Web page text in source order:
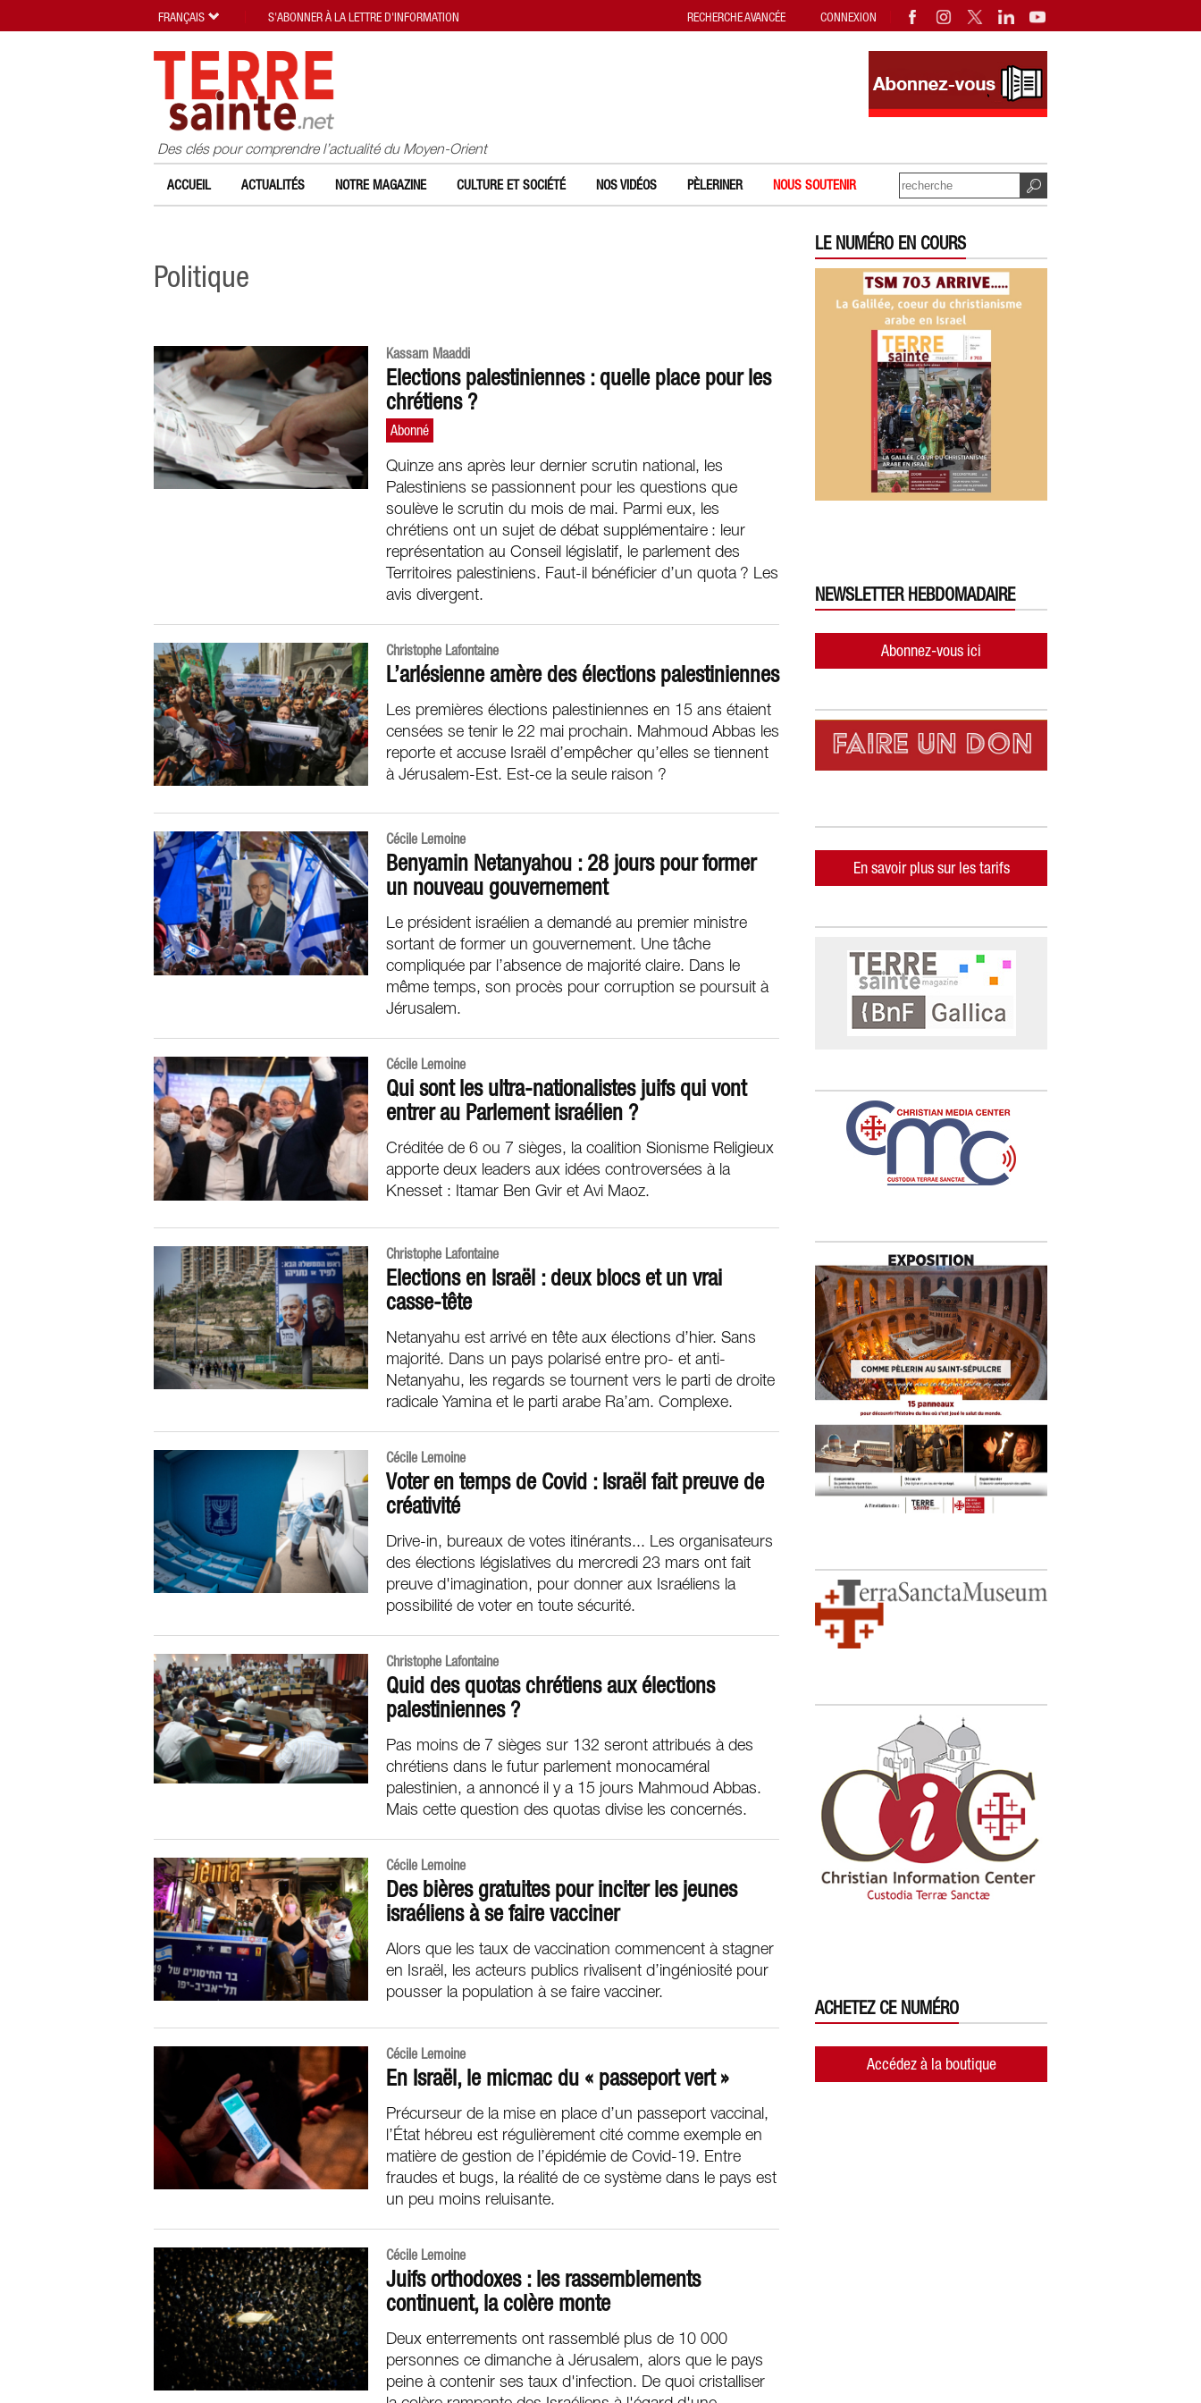
Des clés pour comprendre l’actualité du Moyen-Orient
ACCUEIL ACTUALITÉS NOTRE MAGAZINE CULTURE ET SOCIÉTÉ NOS VIDÉOS PÈLERINER NOUS SOUTENIR
Politique
Kassam Maaddi
Elections palestiniennes : quelle place pour les
chrétiens ?
Quinze ans après leur dernier scrutin national, les
Palestiniens se passionnent pour les questions que
soulève le scrutin du mois de mai. Parmi eux, les
chrétiens ont un sujet de débat supplémentaire : leur
représentation au Conseil législatif, le parlement des
Territoires palestiniens. Faut-il bénéficier d’un quota ? Les
avis divergent.
Christophe Lafontaine
L’arlésienne amère des élections palestiniennes
Les premières élections palestiniennes en 15 ans étaient
censées se tenir le 22 mai prochain. Mahmoud Abbas les
reporte et accuse Israël d’empêcher qu’elles se tiennent
à Jérusalem-Est. Est-ce la seule raison ?
Cécile Lemoine
Benyamin Netanyahou : 28 jours pour former
un nouveau gouvernement
Le président israélien a demandé au premier ministre
sortant de former un gouvernement. Une tâche
compliquée par l’absence de majorité claire. Dans le
même temps, son procès pour corruption se poursuit à
Jérusalem.
Cécile Lemoine
Qui sont les ultra-nationalistes juifs qui vont
entrer au Parlement israélien ?
Créditée de 6 ou 7 sièges, la coalition Sionisme Religieux
apporte deux leaders aux idées controversées à la
Knesset : Itamar Ben Gvir et Avi Maoz.
Christophe Lafontaine
Elections en Israël : deux blocs et un vrai
casse-tête
Netanyahu est arrivé en tête aux élections d’hier. Sans
majorité. Dans un pays polarisé entre pro- et anti-
Netanyahu, les regards se tournent vers le parti de droite
radicale Yamina et le parti arabe Ra’am. Complexe.
Cécile Lemoine
Voter en temps de Covid : Israël fait preuve de
créativité
Drive-in, bureaux de votes itinérants... Les organisateurs
des élections législatives du mercredi 23 mars ont fait
preuve d'imagination, pour donner aux Israéliens la
possibilité de voter en toute sécurité.
Christophe Lafontaine
Quid des quotas chrétiens aux élections
palestiniennes ?
Pas moins de 7 sièges sur 132 seront attribués à des
chrétiens dans le futur parlement monocaméral
palestinien, a annoncé il y a 15 jours Mahmoud Abbas.
Mais cette question des quotas divise les concernés.
Cécile Lemoine
Des bières gratuites pour inciter les jeunes
israéliens à se faire vacciner
Alors que les taux de vaccination commencent à stagner
en Israël, les acteurs publics rivalisent d’ingéniosité pour
pousser la population à se faire vacciner.
Cécile Lemoine
En Israël, le micmac du « passeport vert »
Précurseur de la mise en place d’un passeport vaccinal,
l’État hébreu est régulièrement cité comme exemple en
matière de gestion de l’épidémie de Covid-19. Entre
fraudes et bugs, la réalité de ce système dans le pays est
un peu moins reluisante.
Cécile Lemoine
Juifs orthodoxes : les rassemblements
continuent, la colère monte
Deux enterrements ont rassemblé plus de 10 000
personnes ce dimanche à Jérusalem, alors que le pays
peine à contenir ses taux d'infection. De quoi cristalliser
LE NUMÉRO EN COURS
NEWSLETTER HEBDOMADAIRE
Abonnez-vous ici
En savoir plus sur les tarifs
ACHETEZ CE NUMÉRO
Accédez à la boutique
RECHERCHE AVANCÉE CONNEXION
FRANÇAIS S'ABONNER À LA LETTRE D'INFORMATION